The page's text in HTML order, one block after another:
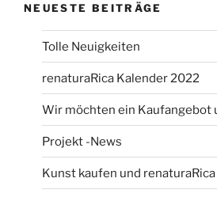
NEUESTE BEITRÄGE
Tolle Neuigkeiten
renaturaRica Kalender 2022
Wir möchten ein Kaufangebot
Projekt -News
Kunst kaufen und